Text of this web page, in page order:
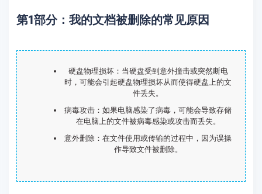
第1部分：我的文档被删除的常见原因
硬盘物理损坏：当硬盘受到意外撞击或突然断电
时，可能会引起硬盘物理损坏从而使得硬盘上的文
件丢失。
病毒攻击：如果电脑感染了病毒，可能会导致存储
在电脑上的文件被病毒感染或攻击而丢失。
意外删除：在文件使用或传输的过程中，因为误操
作导致文件被删除。